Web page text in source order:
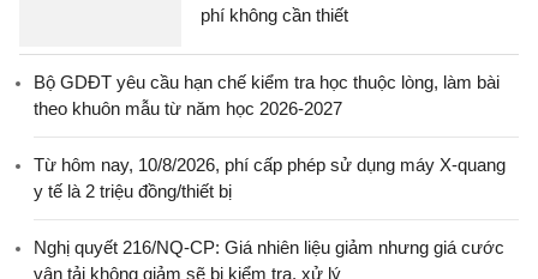
phí không cần thiết
Bộ GDĐT yêu cầu hạn chế kiểm tra học thuộc lòng, làm bài
theo khuôn mẫu từ năm học 2026-2027
Từ hôm nay, 10/8/2026, phí cấp phép sử dụng máy X-quang
y tế là 2 triệu đồng/thiết bị
Nghị quyết 216/NQ-CP: Giá nhiên liệu giảm nhưng giá cước
vận tải không giảm sẽ bị kiểm tra, xử lý